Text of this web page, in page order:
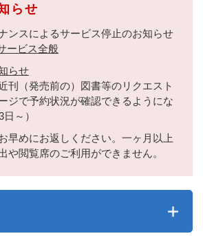
らせ
ンスによるサービス停止のお知らせ
ービス全般
らせ
刊（発売前の）図書等のリクエスト
ジで予約状況が確認できるようにな
～）
早めにお返しください。一ヶ月以上
や閲覧席のご利用ができません。